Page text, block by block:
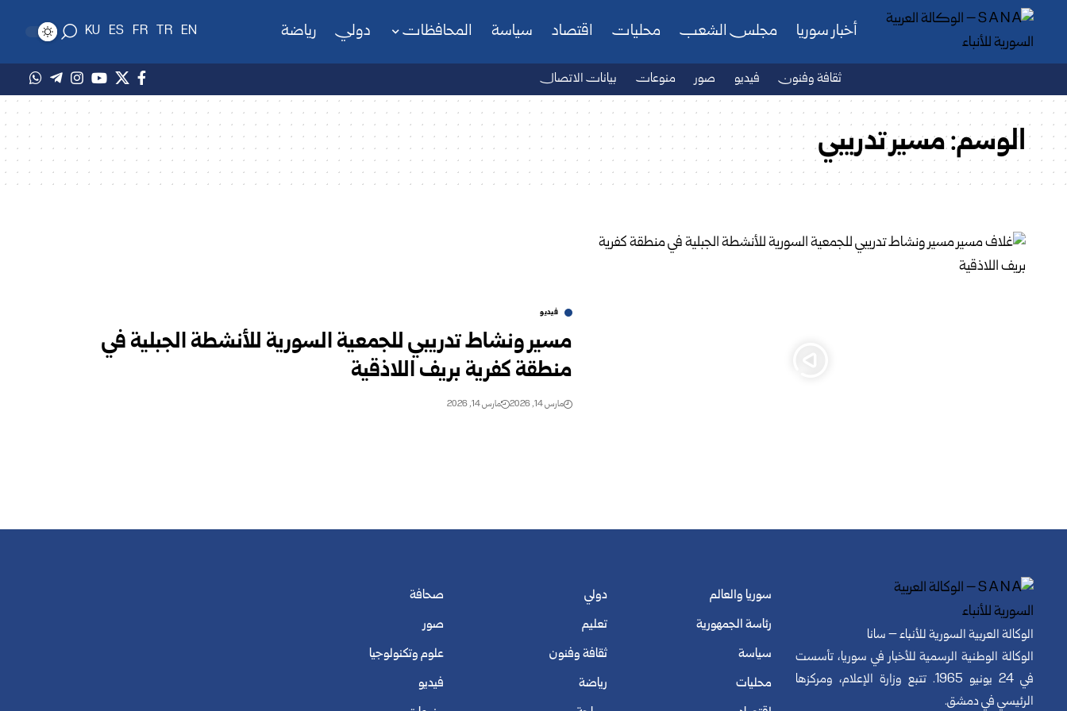
أخبار سوريا مجلس الشعب محليات اقتصاد سياسة المحافظات دولي رياضة EN
TR
FR
ES
KU
ثقافة وفنون فيديو صور منوعات بيانات الاتصال
الوسم:مسير تدريبي
فيديو
مسير ونشاط تدريبي للجمعية السورية للأنشطة الجبلية في
منطقة كفرية بريف اللاذقية
مارس 14, 2026 مارس 14, 2026
الوكالة العربية السورية للأنباء – سانا
الوكالة الوطنية الرسمية للأخبار في سوريا، تأسست
في 24 يونيو 1965. تتبع وزارة الإعلام، ومركزها
الرئيسي في دمشق.
سوريا والعالم
رئاسة الجمهورية
سياسة
محليات
دولي
تعليم
ثقافة وفنون
رياضة
صحافة
صور
علوم وتكنولوجيا
فيديو